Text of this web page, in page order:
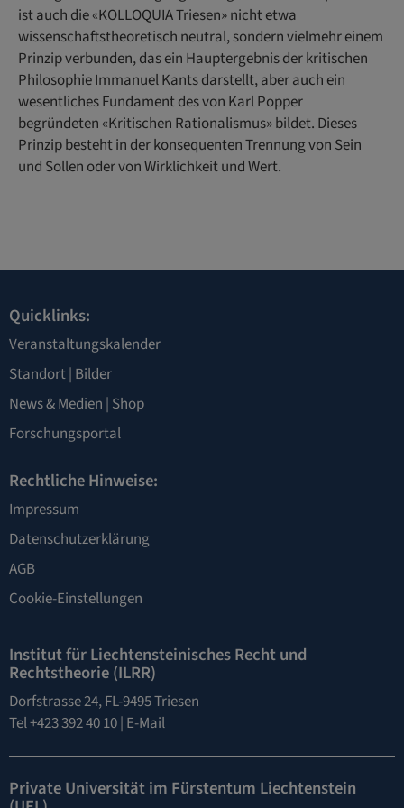
ist auch die «KOLLOQUIA Triesen» nicht etwa
wissenschaftstheoretisch neutral, sondern vielmehr einem
Prinzip verbunden, das ein Hauptergebnis der kritischen
Philosophie Immanuel Kants darstellt, aber auch ein
wesentliches Fundament des von Karl Popper
begründeten «Kritischen Rationalismus» bildet. Dieses
Prinzip besteht in der konsequenten Trennung von Sein
und Sollen oder von Wirklichkeit und Wert.
Quicklinks:
Veranstaltungskalender
Standort| Bilder
News & Medien | Shop
Forschungsportal
Rechtliche Hinweise:
Impressum
Datenschutzerklärung
AGB
Cookie-Einstellungen
Institut für Liechtensteinisches Recht und
Rechtstheorie (ILRR)
Dorfstrasse 24, FL-9495 Triesen
Tel +423 392 40 10 | E-Mail
Private Universität im Fürstentum Liechtenstein